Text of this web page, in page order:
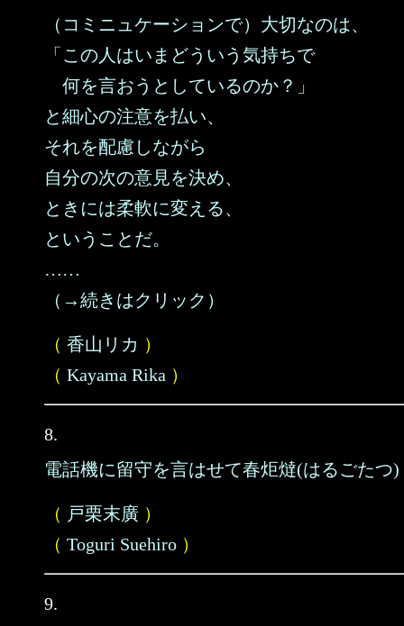
（コミニュケーションで）大切なのは、
「この人はいまどういう気持ちで
何を言おうとしているのか？」
と細心の注意を払い、
それを配慮しながら
自分の次の意見を決め、
ときには柔軟に変える、
ということだ。
……
（→続きはクリック）
（ 香山リカ ）
（ Kayama Rika ）
8.
電話機に留守を言はせて春炬燵(はるごたつ)
（ 戸栗末廣 ）
（ Toguri Suehiro ）
9.